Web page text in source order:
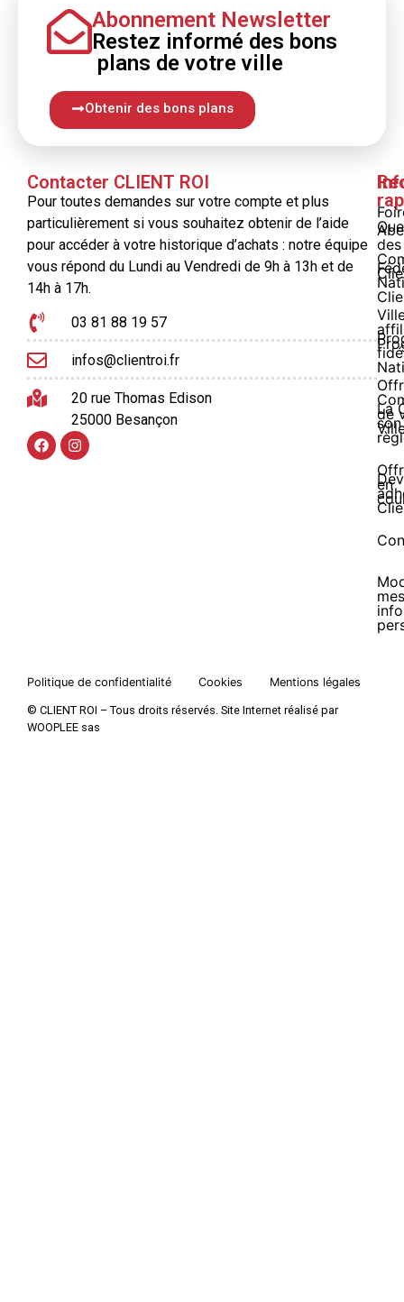
Abonnement Newsletter
Restez informé des bons
plans de votre ville
Obtenir des bons plans
Contacter CLIENT ROI
Pour toutes demandes sur votre compte et plus
particulièrement si vous souhaitez obtenir de l’aide
pour accéder à votre historique d’achats : notre équipe
vous répond du Lundi au Vendredi de 9h à 13h et de
14h à 17h.
03 81 88 19 57
infos@clientroi.fr
20 rue Thomas Edison
25000 Besançon
La
son
des
de
en
mes
Politique de confidentialité Cookies Mentions légales
© CLIENT ROI – Tous droits réservés. Site Internet réalisé par
WOOPLEE sas